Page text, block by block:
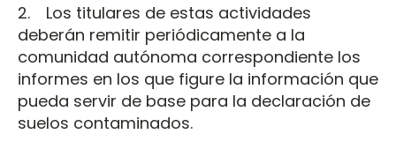
2. Los titulares de estas actividades
deberán remitir periódicamente a la
comunidad autónoma correspondiente los
informes en los que figure la información que
pueda servir de base para la declaración de
suelos contaminados.